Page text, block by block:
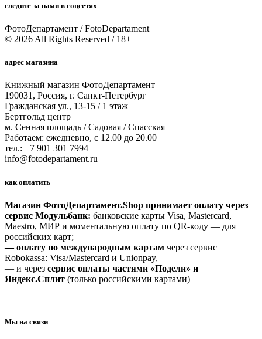
следите за нами в соцсетях
ФотоДепартамент / FotoDepartament
© 2026 All Rights Reserved / 18+
адрес магазина
Книжный магазин ФотоДепартамент
190031, Россия, г. Санкт-Петербург
Гражданская ул., 13-15 / 1 этаж
Бертгольд центр
м. Сенная площадь / Садовая / Спасская
Работаем: ежедневно, с 12.00 до 20.00
тел.: +7 901 301 7994
info@fotodepartament.ru
как оплатить
Магазин ФотоДепартамент.Shop принимает оплату через
сервис Модульбанк: банковские карты Visa, Mastercard,
Maestro, МИР и моментальную оплату по QR-коду — для
российских карт;
— оплату по международным картам через сервис
Robokassa: Visa/Mastercard и Unionpay,
— и через сервис оплаты частями «Подели» и
Яндекс.Сплит (только российскими картами)
Мы на связи